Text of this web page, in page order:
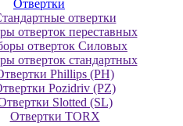
Отвертки
отвертки
отверток переставных
отверток Силовых
отверток стандартных
Phillips (PH)
Pozidriv (PZ)
Slotted (SL)
Отвертки TORX